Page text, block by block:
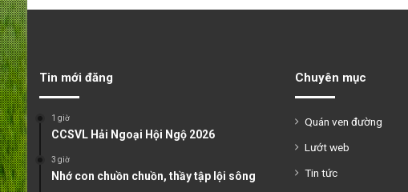
Tin mới đăng
1 giờ
CCSVL Hải Ngoại Hội Ngộ 2026
3 giờ
Nhớ con chuồn chuồn, thầy tập lội sông
Chuyên mục
Quán ven đường
Lướt web
Tin tức